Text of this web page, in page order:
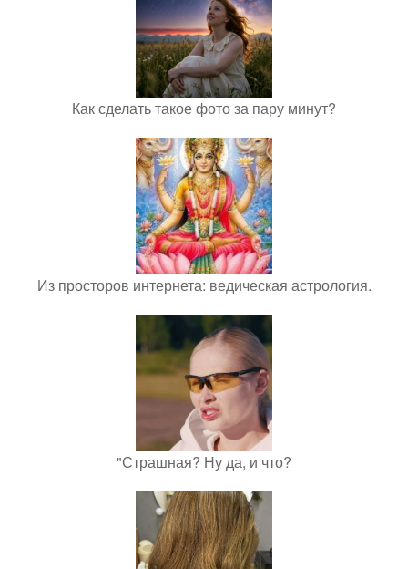
Как сделать такое фото за пару минут?
Из просторов интернета: ведическая астрология.
"Страшная? Ну да, и что?